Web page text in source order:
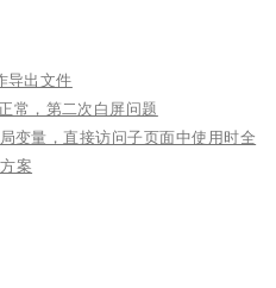
导出文件
常，第二次白屏问题
变量，直接访问子页面中使用时全
案